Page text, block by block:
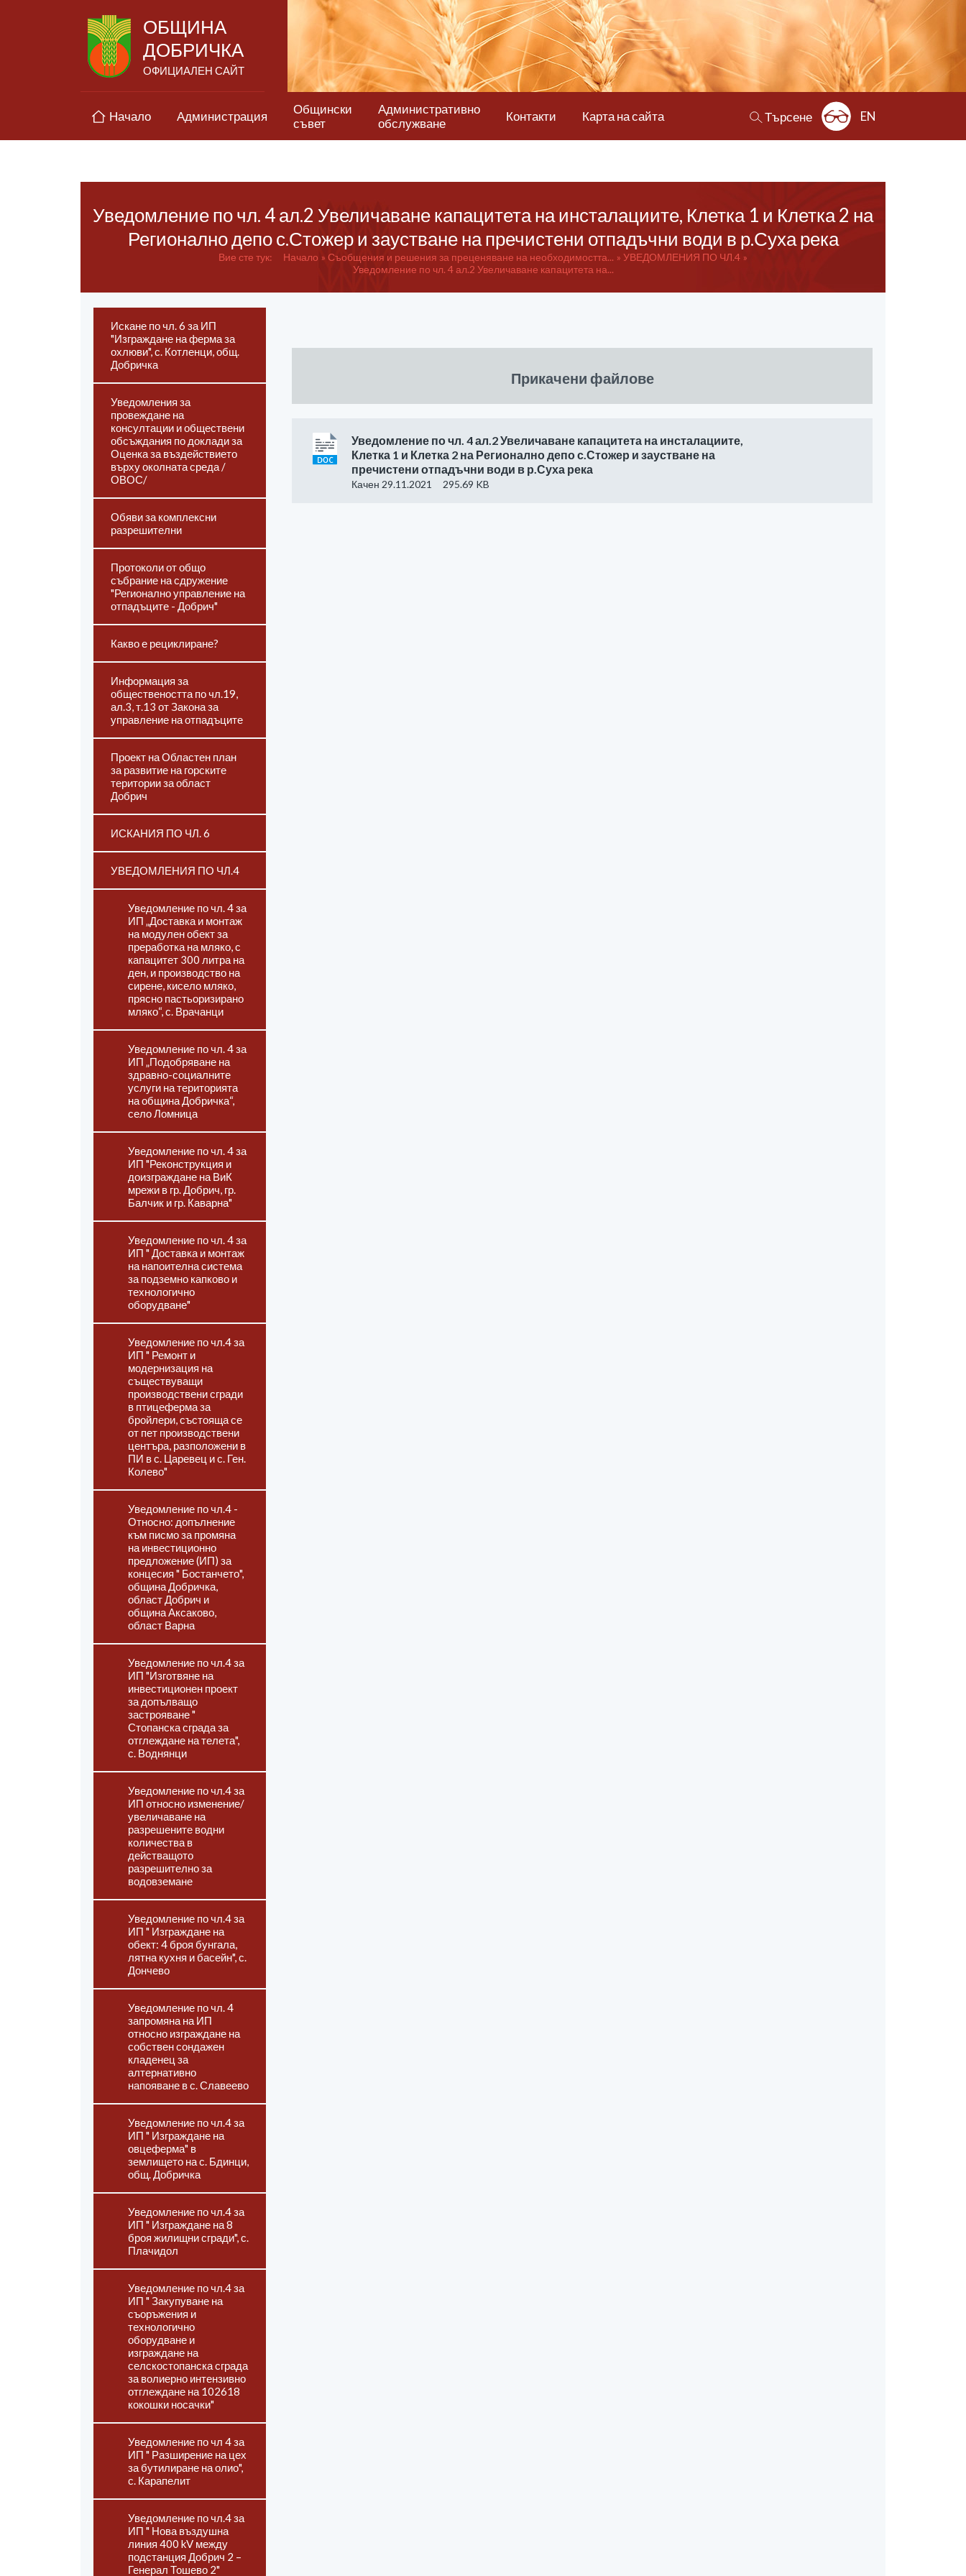
ОБЩИНА
ДОБРИЧКА
ОФИЦИАЛЕН САЙТ
Начало Администрация
Общински
съвет
Административно
обслужване
Контакти Карта на сайта Търсене EN
Уведомление по чл. 4 ал.2 Увеличаване капацитета на инсталациите, Клетка 1 и Клетка 2 на
Регионално депо с.Стожер и заустване на пречистени отпадъчни води в р.Суха река
Вие сте тук: Начало Съобщения и решения за преценяване на необходимостта...
УВЕДОМЛЕНИЯ ПО ЧЛ.4
Уведомление по чл. 4 ал.2 Увеличаване капацитета на...
Искане по чл. 6 за ИП
"Изграждане на ферма за
охлюви", с. Котленци, общ.
Добричка
Уведомления за
провеждане на
консултации и обществени
обсъждания по доклади за
Оценка за въздействието
върху околната среда /
ОВОС/
Обяви за комплексни
разрешителни
Протоколи от общо
събрание на сдружение
"Регионално управление на
отпадъците - Добрич"
Какво е рециклиране?
Информация за
обществеността по чл.19,
ал.3, т.13 от Закона за
управление на отпадъците
Проект на Областен план
за развитие на горските
територии за област
Добрич
ИСКАНИЯ ПО ЧЛ. 6
УВЕДОМЛЕНИЯ ПО ЧЛ.4
Уведомление по чл. 4 за
ИП „Доставка и монтаж
на модулен обект за
преработка на мляко, с
капацитет 300 литра на
ден, и производство на
сирене, кисело мляко,
прясно пастьоризирано
мляко“, с. Врачанци
Уведомление по чл. 4 за
ИП „Подобряване на
здравно-социалните
услуги на територията
на община Добричка“,
село Ломница
Уведомление по чл. 4 за
ИП "Реконструкция и
доизграждане на ВиК
мрежи в гр. Добрич, гр.
Балчик и гр. Каварна"
Уведомление по чл. 4 за
ИП " Доставка и монтаж
на напоителна система
за подземно капково и
технологично
оборудване"
Уведомление по чл.4 за
ИП " Ремонт и
модернизация на
съществуващи
производствени сгради
в птицеферма за
бройлери, състояща се
от пет производствени
центъра, разположени в
ПИ в с. Царевец и с. Ген.
Колево"
Уведомление по чл.4 -
Относно: допълнение
към писмо за промяна
на инвестиционно
предложение (ИП) за
концесия " Бостанчето",
община Добричка,
област Добрич и
община Аксаково,
област Варна
Уведомление по чл.4 за
ИП "Изготвяне на
инвестиционен проект
за допълващо
застрояване "
Стопанска сграда за
отглеждане на телета",
с. Воднянци
Уведомление по чл.4 за
ИП относно изменение/
увеличаване на
разрешените водни
количества в
действащото
разрешително за
водовземане
Уведомление по чл.4 за
ИП " Изграждане на
обект: 4 броя бунгала,
лятна кухня и басейн", с.
Дончево
Уведомление по чл. 4
запромяна на ИП
относно изграждане на
собствен сондажен
кладенец за
алтернативно
напояване в с. Славеево
Уведомление по чл.4 за
ИП " Изграждане на
овцеферма" в
землището на с. Бдинци,
общ. Добричка
Уведомление по чл.4 за
ИП " Изграждане на 8
броя жилищни сгради", с.
Плачидол
Уведомление по чл.4 за
ИП " Закупуване на
съоръжения и
технологично
оборудване и
изграждане на
селскостопанска сграда
за волиерно интензивно
отглеждане на 102618
кокошки носачки"
Уведомление по чл 4 за
ИП " Разширение на цех
за бутилиране на олио",
с. Карапелит
Уведомление по чл.4 за
ИП " Нова въздушна
линия 400 kV между
подстанция Добрич 2 –
Генерал Тошево 2"
Прикачени файлове
Уведомление по чл. 4 ал.2 Увеличаване капацитета на инсталациите,
Клетка 1 и Клетка 2 на Регионално депо с.Стожер и заустване на
пречистени отпадъчни води в р.Суха река
Качен 29.11.2021 295.69 KB